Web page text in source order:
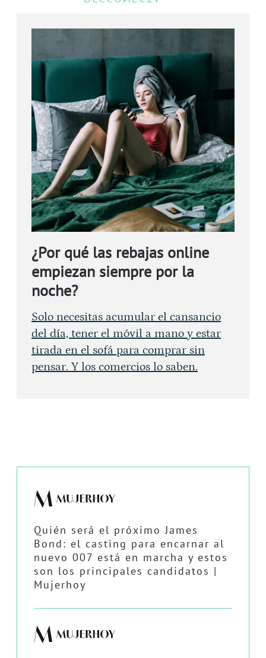
¿Por qué las rebajas online
empiezan siempre por la
noche?
Solo necesitas acumular el cansancio
del día, tener el móvil a mano y estar
tirada en el sofá para comprar sin
pensar. Y los comercios lo saben.
Quién será el próximo James
Bond: el casting para encarnar al
nuevo 007 está en marcha y estos
son los principales candidatos |
Mujerhoy